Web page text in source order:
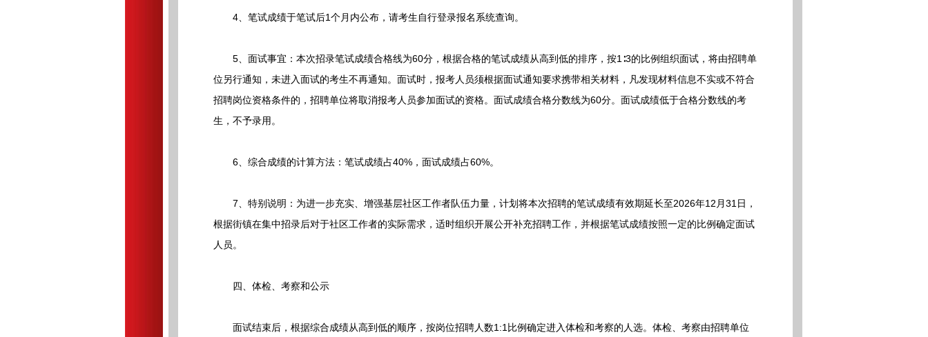
4、笔试成绩于笔试后1个月内公布，请考生自行登录报名系统查询。
5、面试事宜：本次招录笔试成绩合格线为60分，根据合格的笔试成绩从高到低的排序，按1∶3的比例组织面试，将由招聘单
位另行通知，未进入面试的考生不再通知。面试时，报考人员须根据面试通知要求携带相关材料，凡发现材料信息不实或不符合
招聘岗位资格条件的，招聘单位将取消报考人员参加面试的资格。面试成绩合格分数线为60分。面试成绩低于合格分数线的考
生，不予录用。
6、综合成绩的计算方法：笔试成绩占40%，面试成绩占60%。
7、特别说明：为进一步充实、增强基层社区工作者队伍力量，计划将本次招聘的笔试成绩有效期延长至2026年12月31日，
根据街镇在集中招录后对于社区工作者的实际需求，适时组织开展公开补充招聘工作，并根据笔试成绩按照一定的比例确定面试
人员。
四、体检、考察和公示
面试结束后，根据综合成绩从高到低的顺序，按岗位招聘人数1:1比例确定进入体检和考察的人选。体检、考察由招聘单位